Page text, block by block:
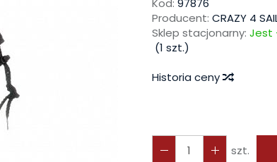
Kod: 97876
Producent: CRAZY 4
Sklep stacjonarny: Jest
(1 szt.)
Historia ceny
szt.